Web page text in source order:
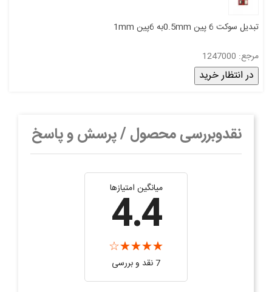
تبدیل سوکت 6 پین 0.5mmبه 6پین 1mm
مرجع: 1247000
در انتظار خرید
نقدوبررسی محصول / پرسش و پاسخ
میانگین امتیازها
4.4
7 نقد و بررسی‌‌